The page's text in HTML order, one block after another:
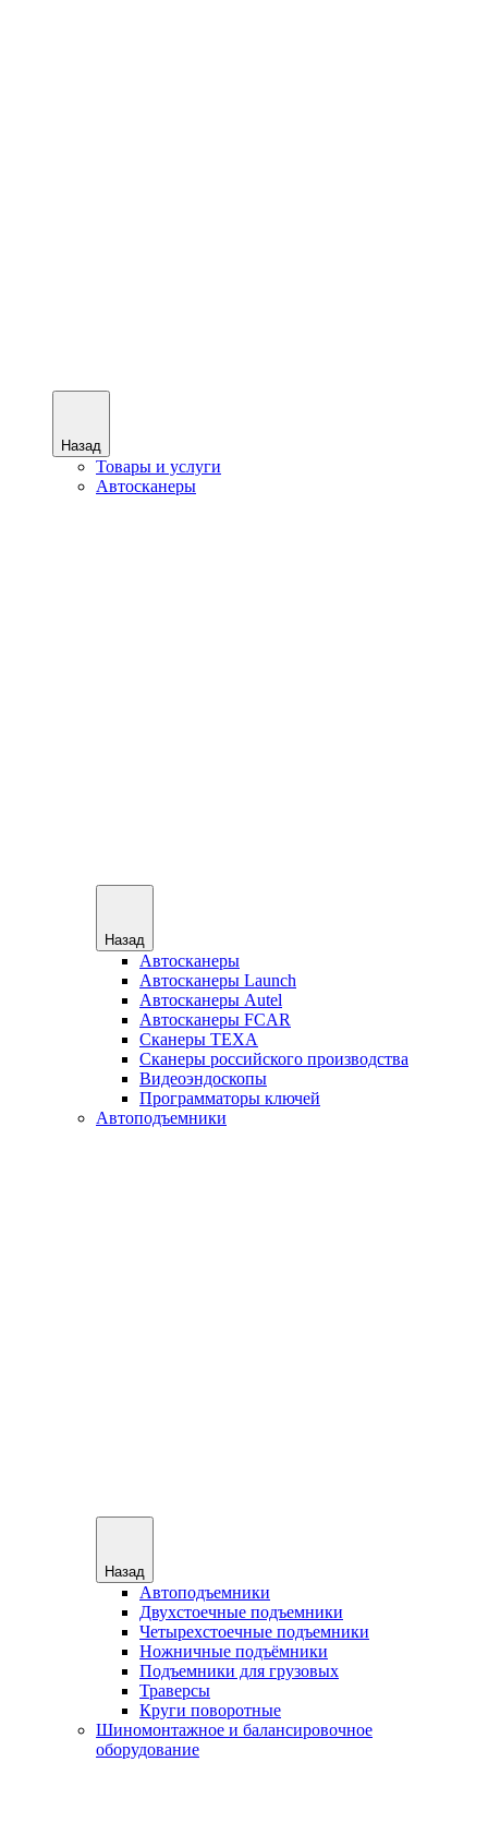
Назад
Товары и услуги
Автосканеры
Назад
Автосканеры
Автосканеры Launch
Автосканеры Autel
Автосканеры FCAR
Сканеры TEXA
Сканеры российского производства
Видеоэндоскопы
Программаторы ключей
Автоподъемники
Назад
Автоподъемники
Двухстоечные подъемники
Четырехстоечные подъемники
Ножничные подъёмники
Подъемники для грузовых
Траверсы
Круги поворотные
Шиномонтажное и балансировочное
оборудование